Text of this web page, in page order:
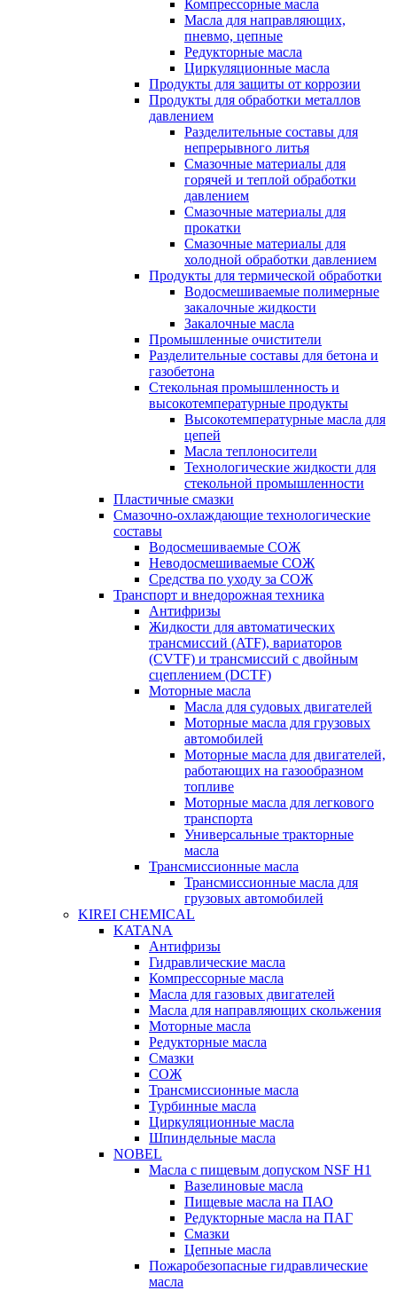
Компрессорные масла
Масла для направляющих,
пневмо, цепные
Редукторные масла
Циркуляционные масла
Продукты для защиты от коррозии
Продукты для обработки металлов
давлением
Разделительные составы для
непрерывного литья
Смазочные материалы для
горячей и теплой обработки
давлением
Смазочные материалы для
прокатки
Смазочные материалы для
холодной обработки давлением
Продукты для термической обработки
Водосмешиваемые полимерные
закалочные жидкости
Закалочные масла
Промышленные очистители
Разделительные составы для бетона и
газобетона
Стекольная промышленность и
высокотемпературные продукты
Высокотемпературные масла для
цепей
Масла теплоносители
Технологические жидкости для
стекольной промышленности
Пластичные смазки
Смазочно-охлаждающие технологические
составы
Водосмешиваемые СОЖ
Неводосмешиваемые СОЖ
Средства по уходу за СОЖ
Транспорт и внедорожная техника
Антифризы
Жидкости для автоматических
трансмиссий (ATF), вариаторов
(CVTF) и трансмиссий с двойным
сцеплением (DCTF)
Моторные масла
Масла для судовых двигателей
Моторные масла для грузовых
автомобилей
Моторные масла для двигателей,
работающих на газообразном
топливе
Моторные масла для легкового
транспорта
Универсальные тракторные
масла
Трансмиссионные масла
Трансмиссионные масла для
грузовых автомобилей
KIREI CHEMICAL
KATANA
Антифризы
Гидравлические масла
Компрессорные масла
Масла для газовых двигателей
Масла для направляющих скольжения
Моторные масла
Редукторные масла
Смазки
СОЖ
Трансмиссионные масла
Турбинные масла
Циркуляционные масла
Шпиндельные масла
NOBEL
Масла с пищевым допуском NSF H1
Вазелиновые масла
Пищевые масла на ПАО
Редукторные масла на ПАГ
Смазки
Цепные масла
Пожаробезопасные гидравлические
масла